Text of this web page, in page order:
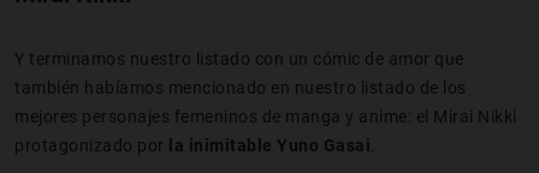
Y terminamos nuestro listado con un cómic de amor que
también habíamos mencionado en nuestro listado de los
mejores personajes femeninos de manga y anime: el Mirai Nikki
protagonizado por
la inimitable Yuno Gasai.